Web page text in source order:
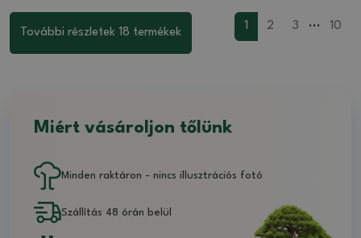
További részletek 18 termékek
1 2 3 ... 10
Miért vásároljon tőlünk
Minden raktáron - nincs illusztrációs fotó
Szállítás 48 órán belül